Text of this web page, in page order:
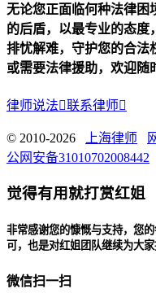
无论您正面临何种法律困
的后盾，以最专业的态度
排忧解难，守护您的合法
或需要法律援助，欢迎随
律师说法联系律师
© 2010-2026 上海律师
公网安备31010702008442
觉得有用就打赏红姐
非常感谢您的慷慨与支持，您
可，也是对红姐团队继续为大家
微信扫一扫